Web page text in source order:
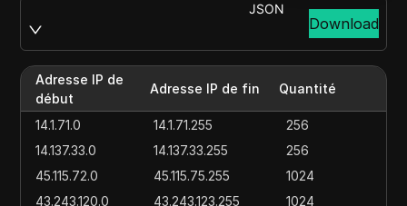
JSON
Download
Adresse IP de
début
Adresse IP de fin Quantité
14.1.71.0 14.1.71.255
256
14.137.33.0
14.137.33.255
256
45.115.72.0
45.115.75.255
1024
43.243.120.0
43.243.123.255
1024